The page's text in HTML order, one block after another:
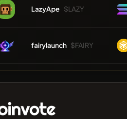
LazyApe $LAZY
fairylaunch $FAIRY